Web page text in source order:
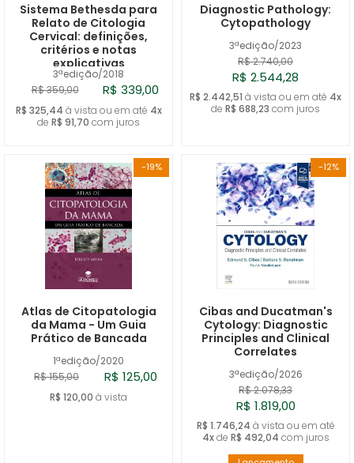
3ªedição/2018
Sistema Bethesda para
Relato de Citologia
Cervical: definições,
critérios e notas
explicativas
R$ 359,00 R$ 339,00
R$ 325,44 à vista ou em até 4x
de R$ 91,70 com juros
3ªedição/2023
Diagnostic Pathology:
Cytopathology
R$ 2.740,00
R$ 2.544,28
R$ 2.442,51 à vista ou em até 4x
de R$ 688,23 com juros
-19%
1ªedição/2020
Atlas de Citopatologia
da Mama - Um Guia
Prático de Bancada
R$ 155,00 R$ 125,00
R$ 120,00 à vista
-12%
3ªedição/2026
Cibas and Ducatman's
Cytology: Diagnostic
Principles and Clinical
Correlates
R$ 2.078,33
R$ 1.819,00
R$ 1.746,24 à vista ou em até
4xde R$ 492,04 com juros